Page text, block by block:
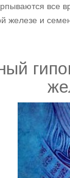
все
железе и